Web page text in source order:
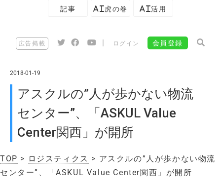
記事 AI虎の巻 AI活用
広告掲載 ログイン 会員登録
2018-01-19
アスクルの”人が歩かない物流
センター”、「ASKUL Value
Center関西」が開所
TOP > ロジスティクス > アスクルの”人が歩かない物流
センター”、「ASKUL Value Center関西」が開所